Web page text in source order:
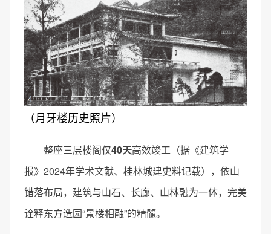
（月牙楼历史照片）
整座三层楼阁仅40天高效竣工（据《建筑学
报》2024年学术文献、桂林城建史料记载），依山
错落布局，建筑与山石、长廊、山林融为一体，完美
诠释东方造园“景楼相融”的精髓。